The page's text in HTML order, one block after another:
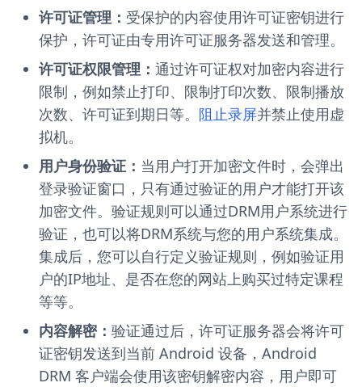
许可证管理： 受保护的内容使用许可证密钥进行
保护，许可证由专用许可证服务器发送和管理。
许可证权限管理： 通过许可证权对加密内容进行
限制，例如禁止打印、限制打印次数、限制播放
次数、许可证到期日等。 阻止录屏并禁止使用虚
拟机。
用户身份验证： 当用户打开加密文件时，会弹出
登录验证窗口，只有通过验证的用户才能打开该
加密文件。验证规则可以通过DRM用户系统进行
验证，也可以将DRM系统与您的用户系统集成。
集成后，您可以自行定义验证规则，例如验证用
户的IP地址、是否在您的网站上购买过特定课程
等等。
内容解密： 验证通过后，许可证服务器会将许可
证密钥发送到当前 Android 设备，Android
DRM 客户端会使用该密钥解密内容，用户即可